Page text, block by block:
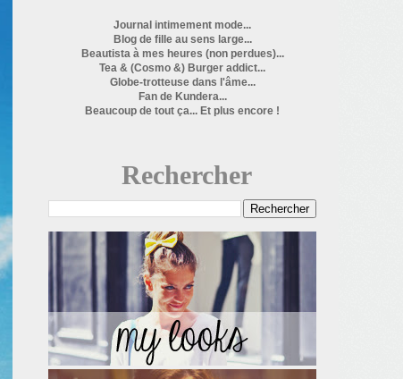
Journal intimement mode...
Blog de fille au sens large...
Beautista à mes heures (non perdues)...
Tea & (Cosmo &) Burger addict...
Globe-trotteuse dans l'âme...
Fan de Kundera...
Beaucoup de tout ça... Et plus encore !
Rechercher